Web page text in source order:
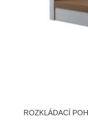
ROZKLÁDACÍ